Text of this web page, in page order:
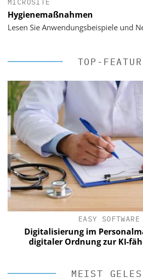
MICROSITE
Hygienemaßnahmen
Lesen Sie Anwendungsbeispiele und
TOP-
EASY SOFTWARE
Digitalisierung im
digitaler Ordnung zur KI-
MEIST